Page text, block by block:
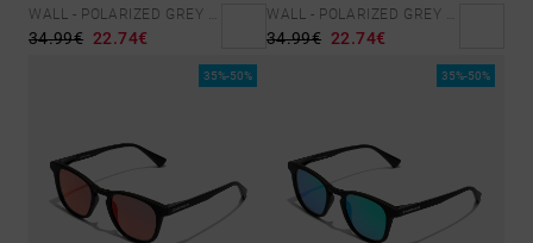
WALL - POLARIZED GREY ROSA AZZURRA
34.99€ 22.74€
WALL - POLARIZED GREY SKY
34.99€ 22.74€
35%-50% 35%-50%